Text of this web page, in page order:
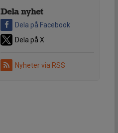
Dela nyhet
Dela på Facebook
Dela på X
Nyheter via RSS